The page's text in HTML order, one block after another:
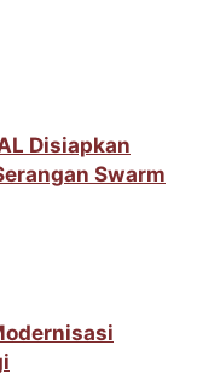
Disiapkan
Swarm